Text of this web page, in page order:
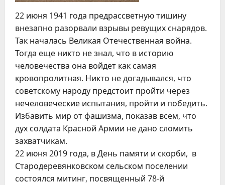
22 июня 1941 года предрассветную тишину
внезапно разорвали взрывы ревущих снарядов.
Так началась Великая Отечественная война.
Тогда еще никто не знал, что в историю
человечества она войдет как самая
кровопролитная. Никто не догадывался, что
советскому народу предстоит пройти через
нечеловеческие испытания, пройти и победить.
Избавить мир от фашизма, показав всем, что
дух солдата Красной Армии не дано сломить
захватчикам.
22 июня 2019 года, в День памяти и скорби, в
Стародеревянковском сельском поселении
состоялся митинг, посвященный 78-й